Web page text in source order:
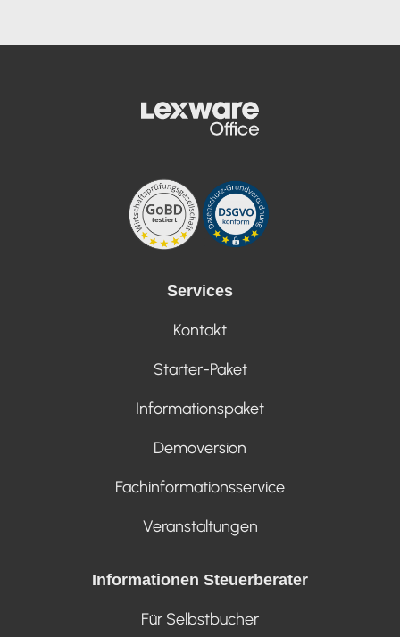
Services
Kontakt
Starter-Paket
Informationspaket
Demoversion
Fachinformationsservice
Veranstaltungen
Informationen Steuerberater
Für Selbstbucher